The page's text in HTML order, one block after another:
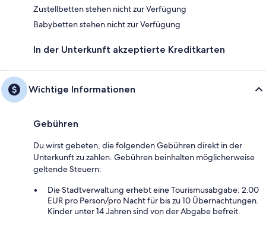
Zustellbetten stehen nicht zur Verfügung
Babybetten stehen nicht zur Verfügung
In der Unterkunft akzeptierte Kreditkarten
Wichtige Informationen
Gebühren
Du wirst gebeten, die folgenden Gebühren direkt in der
Unterkunft zu zahlen. Gebühren beinhalten möglicherweise
geltende Steuern:
Die Stadtverwaltung erhebt eine Tourismusabgabe: 2.00
EUR pro Person/pro Nacht für bis zu 10 Übernachtungen.
Kinder unter 14 Jahren sind von der Abgabe befreit.